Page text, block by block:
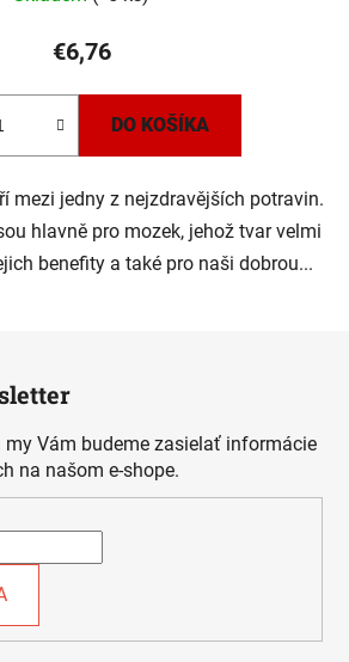
€6,76
DO KOŠÍKA
mezi jedny z nejzdravějších potravin.
hlavně pro mozek, jehož tvar velmi
benefity a také pro naši dobrou...
my Vám budeme zasielať informácie
na našom e-shope.